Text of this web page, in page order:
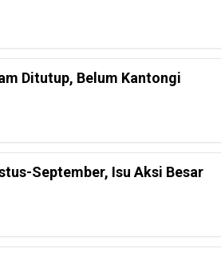
Ditutup, Belum Kantongi
September, Isu Aksi Besar